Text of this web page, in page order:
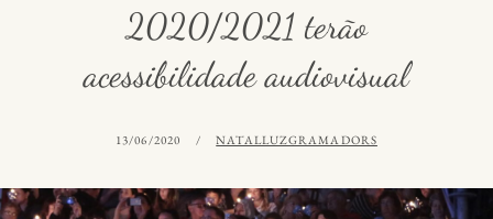
2020/2021 terão
acessibilidade audiovisual
13/06/2020 NATALLUZGRAMADORS